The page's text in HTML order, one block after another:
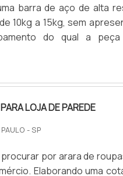
barra de aço de alta
10kg a 15kg, sem
do qual a
vale ser destacada,
de cromo, responsáveis
LOJA DE PAREDE
- SP
por arara de
Elaborando uma